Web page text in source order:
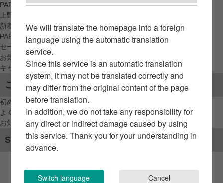
PARCO_ya
上野
新着アイテムから探す
PARCO限定アイテムから探す
セールアイテムから探す
お気に入りから探す
キャンペーン/クーポン対象から探す
ご利用案内
初めてのお客様へ
よくあるご質問 / お問い合わせ
お知らせ
SNSアカウント
We will translate the homepage into a foreign
language using the automatic translation
service.
Since this service is an automatic translation
system, it may not be translated correctly and
may differ from the original content of the page
before translation.
In addition, we do not take any responsibility for
any direct or indirect damage caused by using
this service. Thank you for your understanding in
advance.
Switch language Cancel